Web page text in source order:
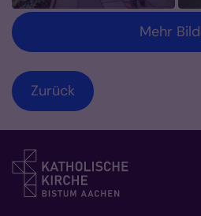
Mehr
Zurück